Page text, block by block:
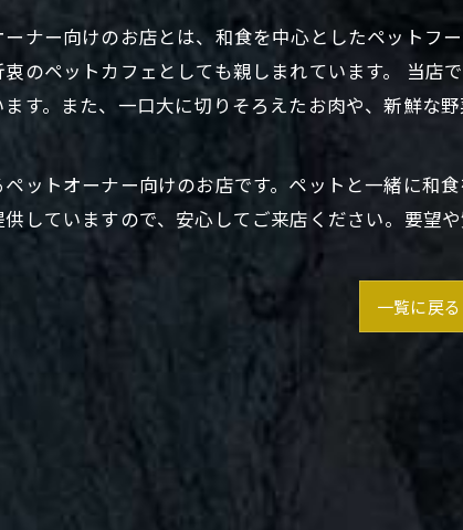
ナー向けのお店とは、和食を中心としたペットフ
のペットカフェとしても親しまれています。 当
す。また、一口大に切りそろえたお肉や、新鮮な
ットオーナー向けのお店です。ペットと一緒に和
していますので、安心してご来店ください。要望
一覧に戻る